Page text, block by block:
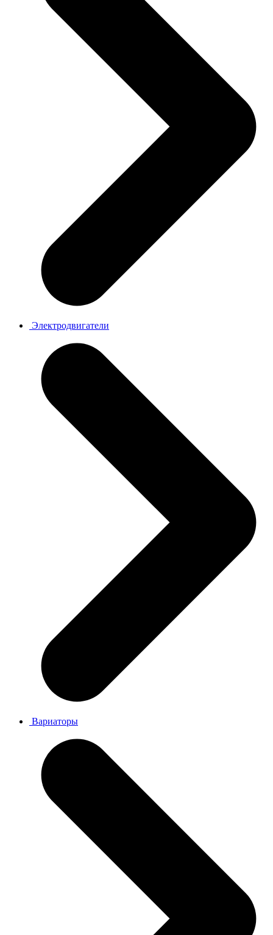
Электродвигатели
Вариаторы